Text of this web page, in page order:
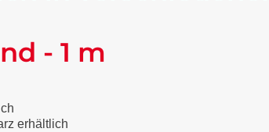
- 1 m
erhältlich